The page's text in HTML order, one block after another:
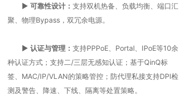
▶️ 可靠性设计： 支持双机热备、负载均衡、端口汇
聚、物理Bypass，双冗余电源。
▶️ 认证与管理： 支持PPPoE、Portal、IPoE等10余
种认证方式；支持二/三层无感知认证；基于QinQ标
签、MAC/IP/VLAN的策略管控；防代理私接支持DPI检
测及警告、降速、下线、隔离等处置策略。